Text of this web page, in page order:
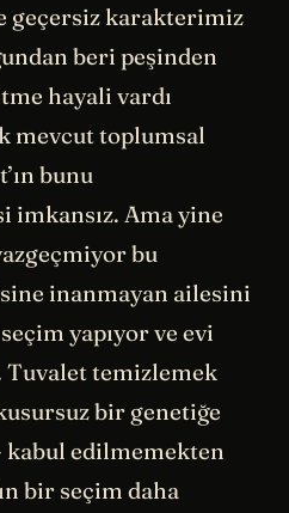
geçersiz karakterimiz
beri peşinden
hayali vardı
mevcut toplumsal
bunu
Ama yine
bu
inanmayan ailesini
yapıyor ve evi
temizlemek
bir genetiğe
kabul edilmemekten
bir seçim daha